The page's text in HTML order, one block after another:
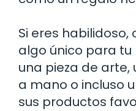
Si eres
algo único para
una pieza de
a mano o incluso
sus productos